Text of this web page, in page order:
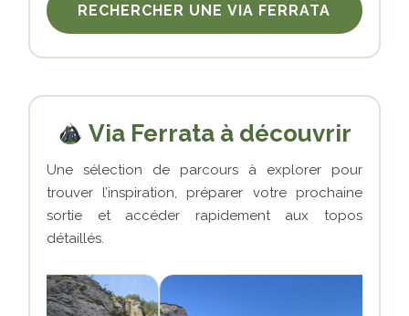
RECHERCHER UNE VIA FERRATA
Via Ferrata à découvrir
Une sélection de parcours à explorer pour
trouver l’inspiration, préparer votre prochaine
sortie et accéder rapidement aux topos
détaillés.